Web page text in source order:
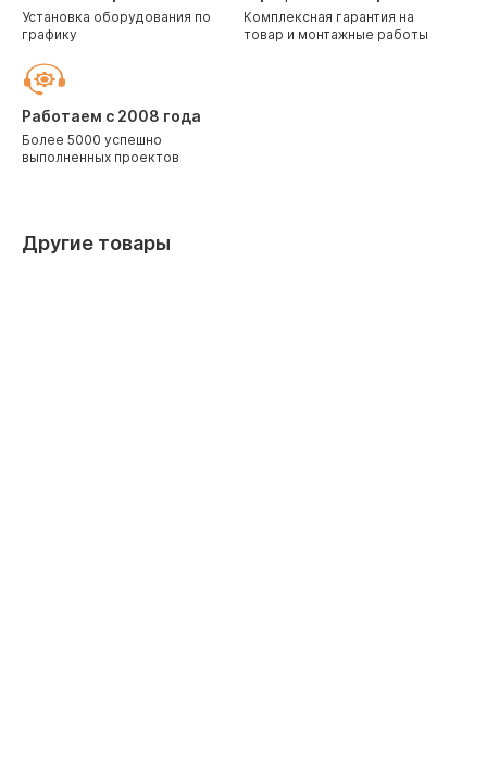
Установка оборудования по
графику
Комплексная гарантия на
товар и монтажные работы
Работаем с 2008 года
Более 5000 успешно
выполненных проектов
Другие товары